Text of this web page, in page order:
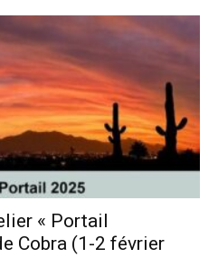
« Portail
Cobra (1-2 février